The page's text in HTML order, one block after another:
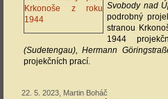
Svobody nad
podrobný
stranou
1944
(Sudetengau), Hermann
projekčních prací.
22. 5. 2023, Martin Boháč